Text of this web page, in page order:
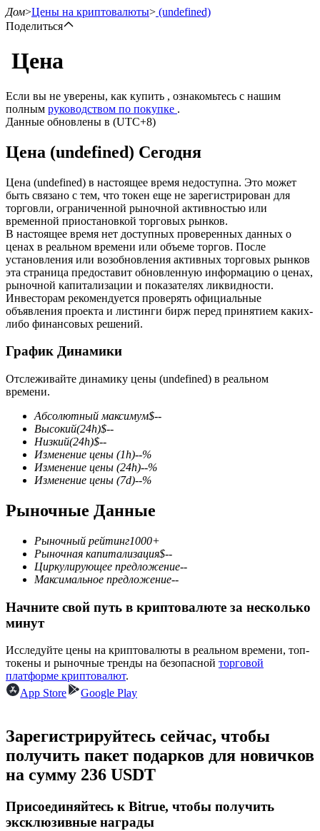
USDT-фьючерсы
Фьючерсы с использованием USDT в качестве
обеспечения
Фьючерсы на COIN-M
Криптовалютные фьючерсы
TradFi
Деривативы на акции, форекс, драгоценные металлы и
сырьевые товары
USDC фьючерсы
Фьючерсы с использованием USDC в качестве
Дом>Цены на криптовалюты> (undefined)
Поделиться
Цена
Если вы не уверены, как купить , ознакомьтесь с нашим
полным руководством по покупке .
Данные обновлены в (UTC+8)
Цена (undefined) Сегодня
Цена (undefined) в настоящее время недоступна. Это может
быть связано с тем, что токен еще не зарегистрирован для
торговли, ограниченной рыночной активностью или
временной приостановкой торговых рынков.
В настоящее время нет доступных проверенных данных о
ценах в реальном времени или объеме торгов. После
установления или возобновления активных торговых рынков
эта страница предоставит обновленную информацию о ценах,
рыночной капитализации и показателях ликвидности.
Инвесторам рекомендуется проверять официальные
объявления проекта и листинги бирж перед принятием каких-
либо финансовых решений.
График Динамики
Отслеживайте динамику цены (undefined) в реальном
времени.
Абсолютный максимум$--
Высокий(24h)$--
Низкий(24h)$--
Изменение цены (1h)--%
Изменение цены (24h)--%
Изменение цены (7d)--%
Рыночные Данные
Рыночный рейтинг1000+
Рыночная капитализация$--
Циркулирующее предложение--
Максимальное предложение--
Начните свой путь в криптовалюте за несколько
минут
Исследуйте цены на криптовалюты в реальном времени, топ-
токены и рыночные тренды на безопасной торговой
платформе криптовалют.
App Store
Google Play
Зарегистрируйтесь сейчас, чтобы
получить пакет подарков для новичков
на сумму 236 USDT
Присоединяйтесь к Bitrue, чтобы получить
эксклюзивные награды